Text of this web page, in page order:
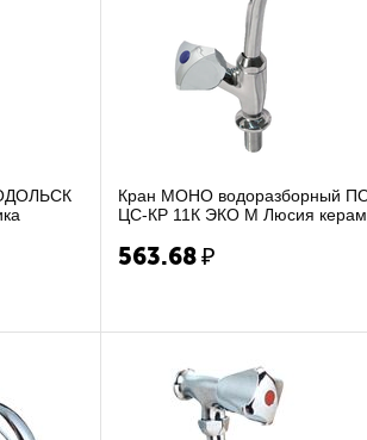
Кран МОНО водоразборный
ЦС-КР 11К ЭКО М Люсия
563.68₽